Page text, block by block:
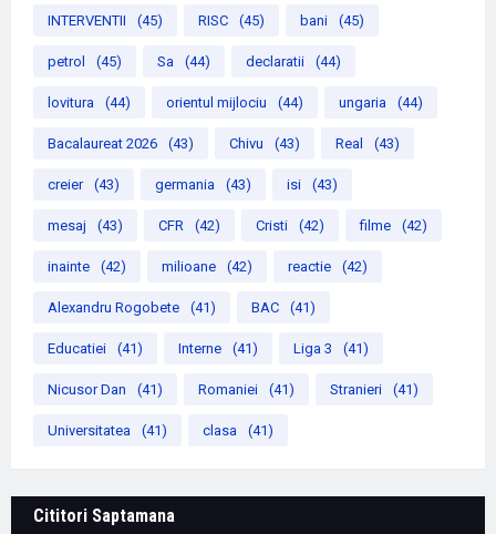
INTERVENTII (45) RISC (45) bani (45)
petrol (45) Sa (44) declaratii (44)
lovitura (44) orientul mijlociu (44) ungaria (44)
Bacalaureat 2026 (43) Chivu (43) Real (43)
creier (43) germania (43) isi (43)
mesaj (43) CFR (42) Cristi (42) filme (42)
inainte (42) milioane (42) reactie (42)
Alexandru Rogobete (41) BAC (41)
Educatiei (41) Interne (41) Liga 3 (41)
Nicusor Dan (41) Romaniei (41) Stranieri (41)
Universitatea (41) clasa (41)
Cititori Saptamana